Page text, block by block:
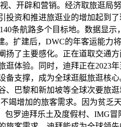
开辟和营销。经济取旅逛局
资和推进旅逛业的增加起到
航路多个目标地。数据显示
扩建后，DWC的年客运能力
了主要感化。正在道取交通
体验。同时，迪拜正在2023
支撑，成为全球逛艇旅逛核
巴黎和新加坡等全球次要旅
竭增加的旅客需求。因为贫乏
罗迪拜乐土及度假村、IMG